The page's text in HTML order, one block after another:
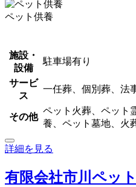
ペット供養
施設・
設備
駐車場有り
サービ
ス
一任葬、個別葬、法
その他
ペット火葬、ペット
養、ペット墓地、火
詳細を見る
有限会社市川ペッ